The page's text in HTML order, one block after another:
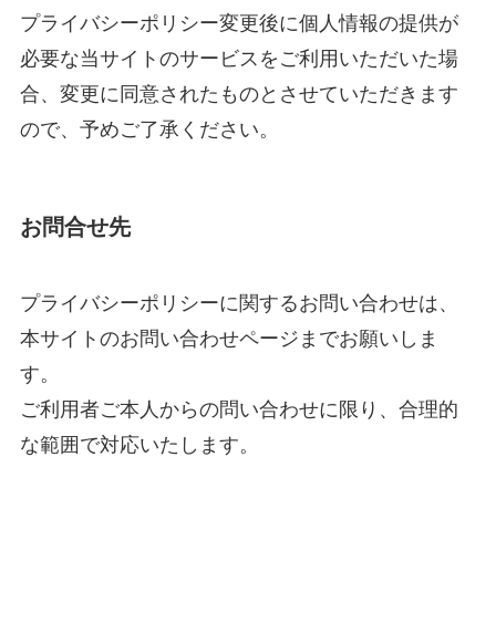
プライバシーポリシー変更後に個人情報の提供が
必要な当サイトのサービスをご利用いただいた場
合、変更に同意されたものとさせていただきます
ので、予めご了承ください。
お問合せ先
プライバシーポリシーに関するお問い合わせは、
本サイトのお問い合わせページまでお願いしま
す。
ご利用者ご本人からの問い合わせに限り、合理的
な範囲で対応いたします。